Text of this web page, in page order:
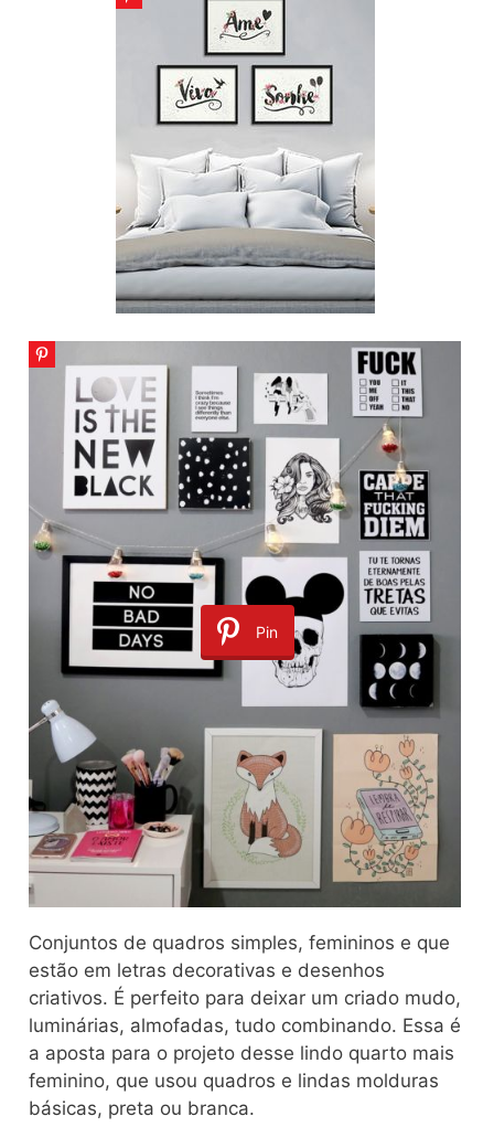
Pin
Conjuntos de quadros simples, femininos e que
estão em letras decorativas e desenhos
criativos. É perfeito para deixar um criado mudo,
luminárias, almofadas, tudo combinando. Essa é
a aposta para o projeto desse lindo quarto mais
feminino, que usou quadros e lindas molduras
básicas, preta ou branca.